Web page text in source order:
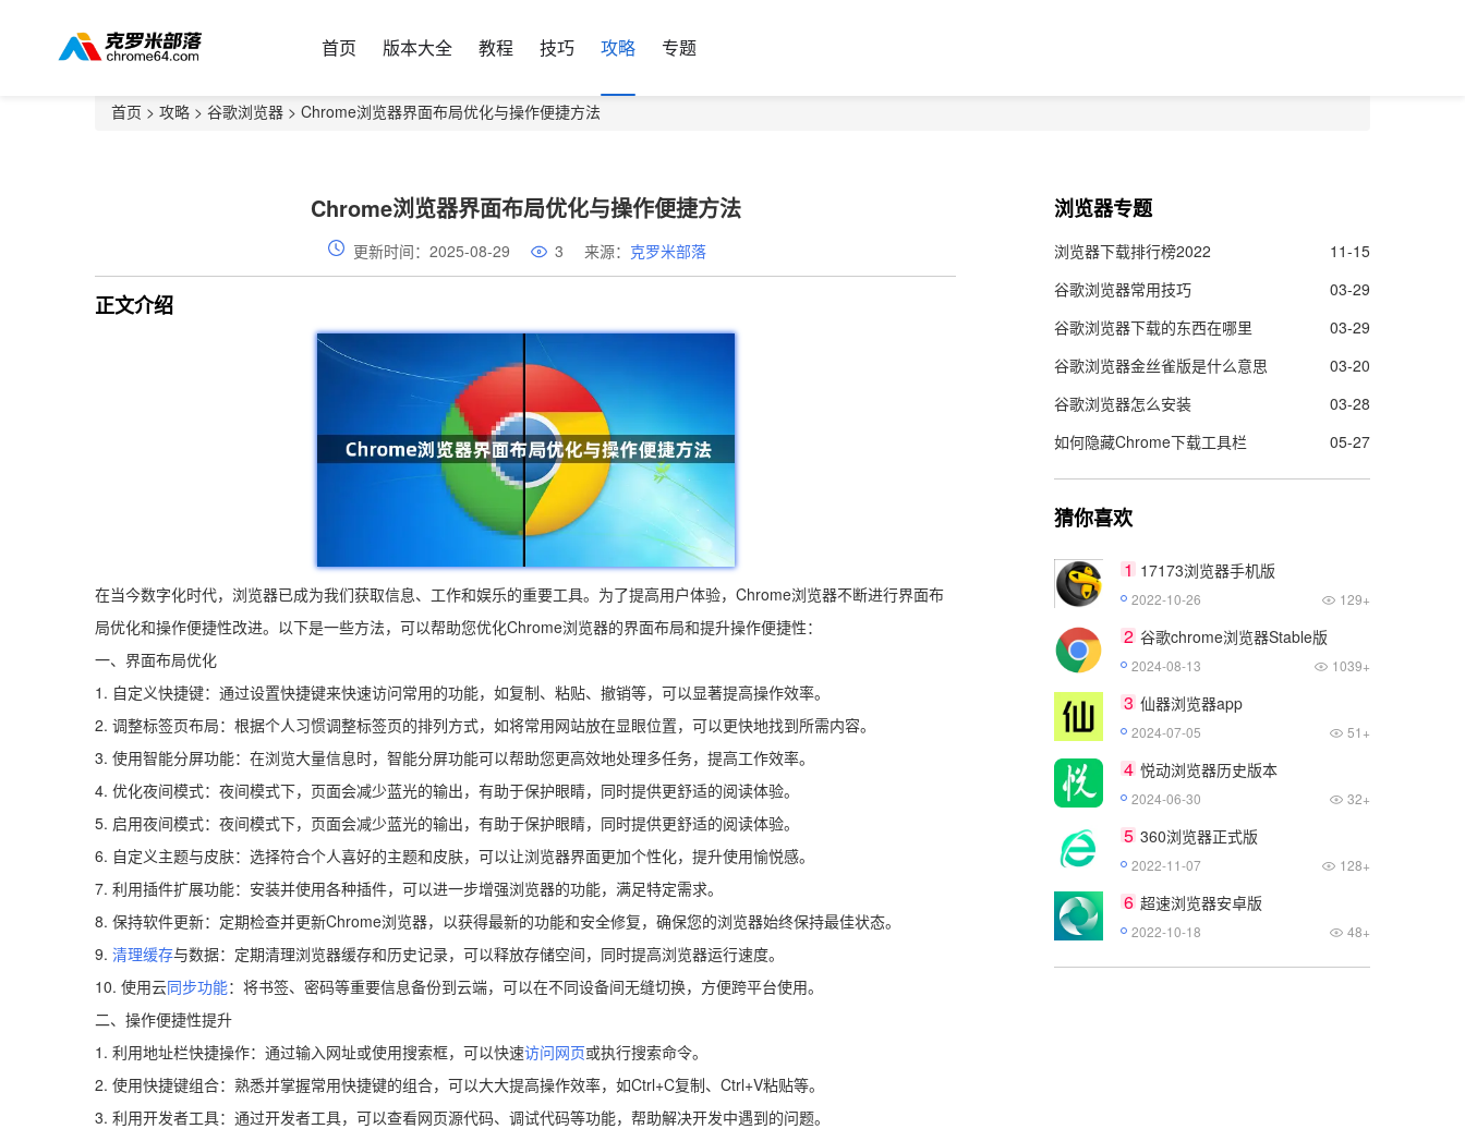
首页 版本大全 教程 技巧 攻略 专题
首页 > 攻略 > 谷歌浏览器 > Chrome浏览器界面布局优化与操作便捷方法
Chrome浏览器界面布局优化与操作便捷方法
更新时间：2025-08-29 3 来源： 克罗米部落
正文介绍
在当今数字化时代，浏览器已成为我们获取信息、工作和娱乐的重要工具。为了提高用户体验，Chrome浏览器不断进行界面布
局优化和操作便捷性改进。以下是一些方法，可以帮助您优化Chrome浏览器的界面布局和提升操作便捷性：
一、界面布局优化
1. 自定义快捷键：通过设置快捷键来快速访问常用的功能，如复制、粘贴、撤销等，可以显著提高操作效率。
2. 调整标签页布局：根据个人习惯调整标签页的排列方式，如将常用网站放在显眼位置，可以更快地找到所需内容。
3. 使用智能分屏功能：在浏览大量信息时，智能分屏功能可以帮助您更高效地处理多任务，提高工作效率。
4. 优化夜间模式：夜间模式下，页面会减少蓝光的输出，有助于保护眼睛，同时提供更舒适的阅读体验。
5. 启用夜间模式：夜间模式下，页面会减少蓝光的输出，有助于保护眼睛，同时提供更舒适的阅读体验。
6. 自定义主题与皮肤：选择符合个人喜好的主题和皮肤，可以让浏览器界面更加个性化，提升使用愉悦感。
7. 利用插件扩展功能：安装并使用各种插件，可以进一步增强浏览器的功能，满足特定需求。
8. 保持软件更新：定期检查并更新Chrome浏览器，以获得最新的功能和安全修复，确保您的浏览器始终保持最佳状态。
9. 清理缓存与数据：定期清理浏览器缓存和历史记录，可以释放存储空间，同时提高浏览器运行速度。
10. 使用云同步功能：将书签、密码等重要信息备份到云端，可以在不同设备间无缝切换，方便跨平台使用。
二、操作便捷性提升
1. 利用地址栏快捷操作：通过输入网址或使用搜索框，可以快速访问网页或执行搜索命令。
2. 使用快捷键组合：熟悉并掌握常用快捷键的组合，可以大大提高操作效率，如Ctrl+C复制、Ctrl+V粘贴等。
3. 利用开发者工具：通过开发者工具，可以查看网页源代码、调试代码等功能，帮助解决开发中遇到的问题。
浏览器专题
浏览器下载排行榜2022
11-15
谷歌浏览器常用技巧
03-29
谷歌浏览器下载的东西在哪里
03-29
谷歌浏览器金丝雀版是什么意思
03-20
谷歌浏览器怎么安装
03-28
如何隐藏Chrome下载工具栏
05-27
猜你喜欢
1 17173浏览器手机版
2022-10-26 129+
2 谷歌chrome浏览器Stable版
2024-08-13 1039+
3 仙器浏览器app
2024-07-05 51+
4 悦动浏览器历史版本
2024-06-30 32+
5 360浏览器正式版
2022-11-07 128+
6 超速浏览器安卓版
2022-10-18 48+